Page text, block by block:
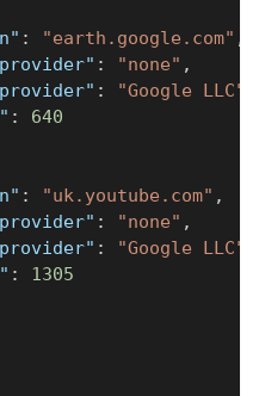
: "earth.google.com" ,
: "none" ,
: "Google LLC"
:
640
: "uk.youtube.com" ,
: "none" ,
: "Google LLC"
:
1305